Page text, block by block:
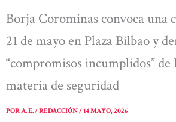
Borja Corominas convoca una
21 de mayo en Plaza Bilbao y
“compromisos incumplidos” de
materia de seguridad
PORA. E. / REDACCIÓN/14 MAYO, 2026